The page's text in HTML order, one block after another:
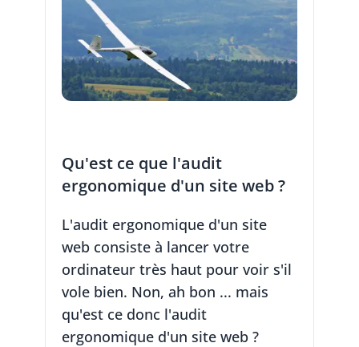
Qu'est ce que l'audit
ergonomique d'un site web ?
L'audit ergonomique d'un site
web consiste à lancer votre
ordinateur très haut pour voir s'il
vole bien. Non, ah bon ... mais
qu'est ce donc l'audit
ergonomique d'un site web ?